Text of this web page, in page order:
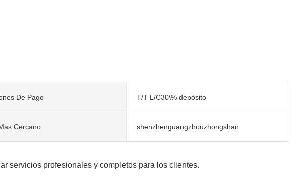
De Pago T/T L/C30\% depósito
Cercano shenzhenguangzhouzhongshan
servicios profesionales y completos para los clientes.